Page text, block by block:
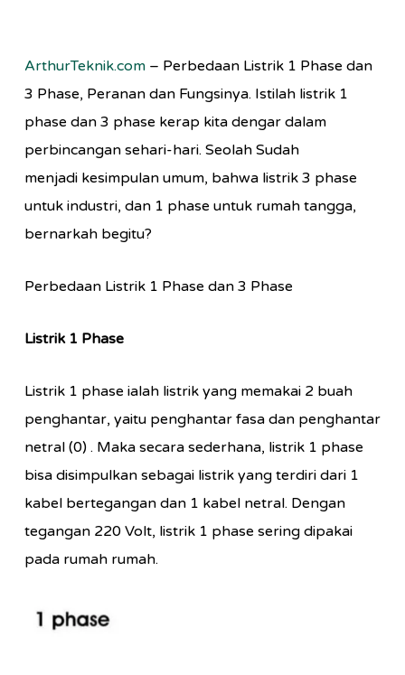
ArthurTeknik.com– Perbedaan Listrik 1 Phase dan
3 Phase, Peranan dan Fungsinya. Istilah listrik 1
phase dan 3 phase kerap kita dengar dalam
perbincangan sehari-hari. Seolah Sudah
menjadi kesimpulan umum, bahwa listrik 3 phase
untuk industri, dan 1 phase untuk rumah tangga,
bernarkah begitu?
Perbedaan Listrik 1 Phase dan 3 Phase
Listrik 1 Phase
Listrik 1 phase ialah listrik yang memakai 2 buah
penghantar, yaitu penghantar fasa dan penghantar
netral (0) . Maka secara sederhana, listrik 1 phase
bisa disimpulkan sebagai listrik yang terdiri dari 1
kabel bertegangan dan 1 kabel netral. Dengan
tegangan 220 Volt, listrik 1 phase sering dipakai
pada rumah rumah.